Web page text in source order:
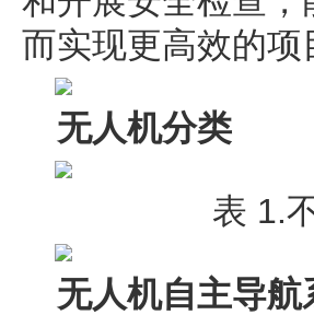
而实现更高效的项
无人机分类
表 1.
无人机自主导航